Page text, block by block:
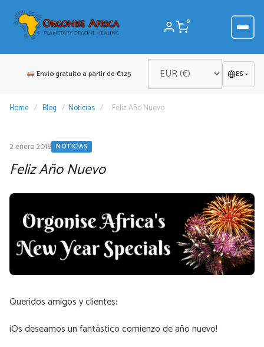
contenido
0
Envío gratuito a partir de €125 ES
Home / Blog / Noticias / Feliz Año Nuevo
2 enero 2018 NOTICIAS
Feliz Año Nuevo
Queridos amigos y clientes:
¡Os deseamos un fantástico comienzo de año nuevo!